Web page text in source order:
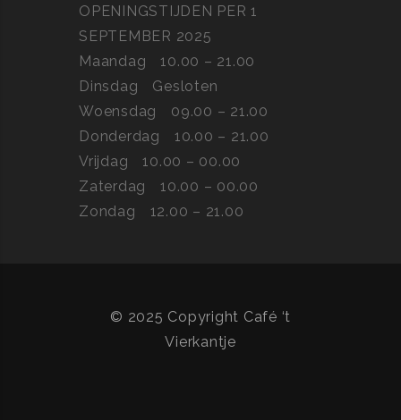
OPENINGSTIJDEN PER 1
SEPTEMBER 2025
Maandag
10.00 – 21.00
Dinsdag
Gesloten
Woensdag
09.00 – 21.00
Donderdag
10.00 – 21.00
Vrijdag
10.00 – 00.00
Zaterdag
10.00 – 00.00
Zondag
12.00 – 21.00
© 2025 Copyright Café ‘t
Vierkantje